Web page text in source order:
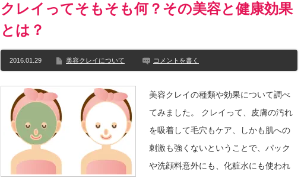
クレイってそもそも何？その美容と健康効果
とは？
2016.01.29 美容クレイについて コメントを書く
美容クレイの種類や効果について調べ
てみました。 クレイって、皮膚の汚れ
を吸着して毛穴もケア、しかも肌への
刺激も強くないということで、パック
や洗顔料意外にも、化粧水にも使われ